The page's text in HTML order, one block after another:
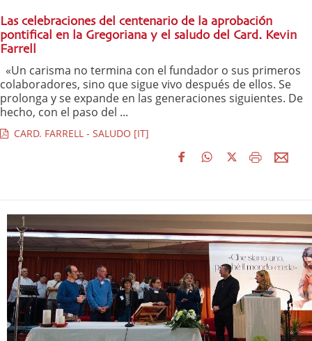
Las celebraciones del centenario de la aprobación
pontifical en la Gregoriana y el saludo del Card. Kevin
Farrell
«Un carisma no termina con el fundador o sus primeros
colaboradores, sino que sigue vivo después de ellos. Se
prolonga y se expande en las generaciones siguientes. De
hecho, con el paso del ...
CARD. FARRELL - SALUDO [IT]